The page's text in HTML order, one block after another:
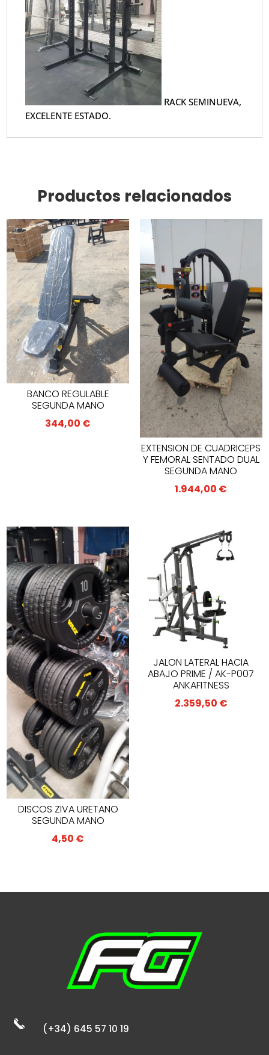
RACK SEMINUEVA,
EXCELENTE ESTADO.
Productos relacionados
BANCO REGULABLE
SEGUNDA MANO
344,00 €
EXTENSION DE CUADRICEPS
Y FEMORAL SENTADO DUAL
SEGUNDA MANO
1.944,00 €
DISCOS ZIVA URETANO
SEGUNDA MANO
4,50 €
JALON LATERAL HACIA
ABAJO PRIME / AK-P007
ANKAFITNESS
2.359,50 €
(+34) 645 57 10 19